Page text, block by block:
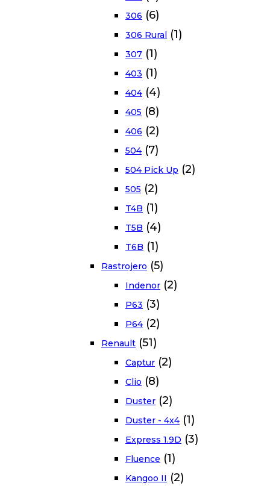
306 (6)
306 Rural (1)
307 (1)
403 (1)
404 (4)
405 (8)
406 (2)
504 (7)
504 Pick Up (2)
505 (2)
T4B (1)
T5B (4)
T6B (1)
Rastrojero (5)
Indenor (2)
P63 (3)
P64 (2)
Renault (51)
Captur (2)
Clio (8)
Duster (2)
Duster - 4x4 (1)
Express 1.9D (3)
Fluence (1)
Kangoo II (2)